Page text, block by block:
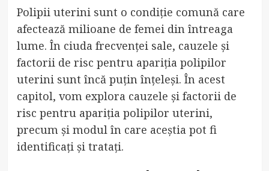
Polipii uterini sunt o condiție comună care
afectează milioane de femei din întreaga
lume. În ciuda frecvenței sale, cauzele și
factorii de risc pentru apariția polipilor
uterini sunt încă puțin înțeleși. În acest
capitol, vom explora cauzele și factorii de
risc pentru apariția polipilor uterini,
precum și modul în care aceștia pot fi
identificați și tratați.